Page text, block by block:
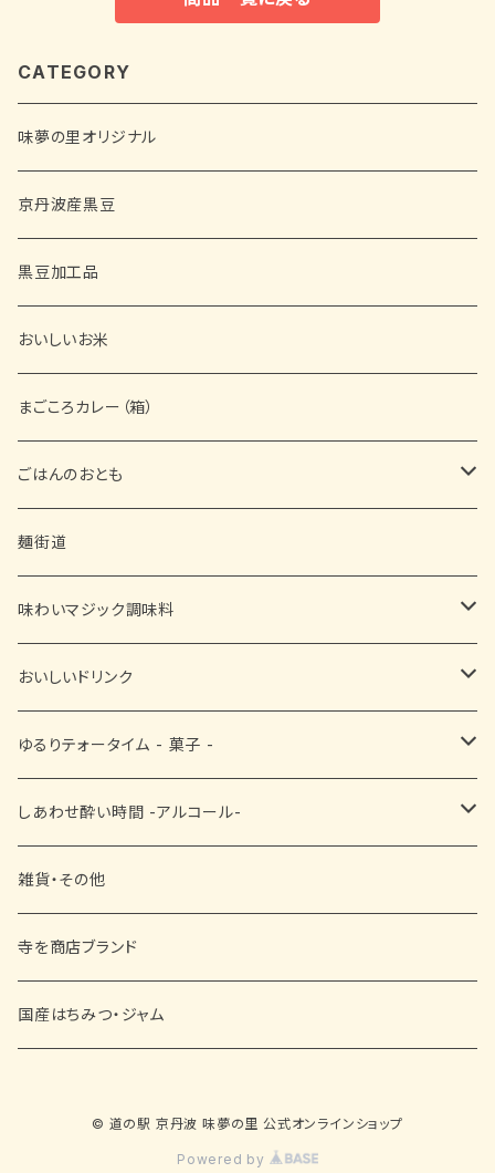
CATEGORY
味夢の里オリジナル
京丹波産黒豆
黒豆加工品
おいしいお米
まごころカレー（箱）
ごはんのおとも
缶詰
佃煮
ふりかけ
漬物
麺街道
味わいマジック調味料
■ お塩・胡椒・スパイス
■ お醤油・酢・ぽん酢
■ ドレッシング・ソース・その他
おいしいドリンク
黒豆茶
抹茶
その他
ゆるりテォータイム - 菓子 -
■ 和菓子
■ 洋菓子
■ 黒豆菓子
しあわせ酔い時間 -アルコール-
ビール
日本酒
ワイン
雑貨・その他
寺を商店ブランド
国産はちみつ・ジャム
© 道の駅 京丹波 味夢の里 公式オンラインショップ
Powered by